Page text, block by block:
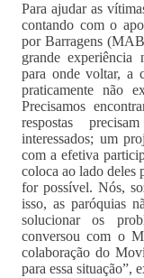
Para ajudar as
contando com o
por Barragens
grande experiência
para onde voltar, a
praticamente não
Precisamos
respostas
interessados; um
com a efetiva
coloca ao lado deles
for possível. Nós,
isso, as paróquias
solucionar os
conversou com o
colaboração do
para essa situação”,